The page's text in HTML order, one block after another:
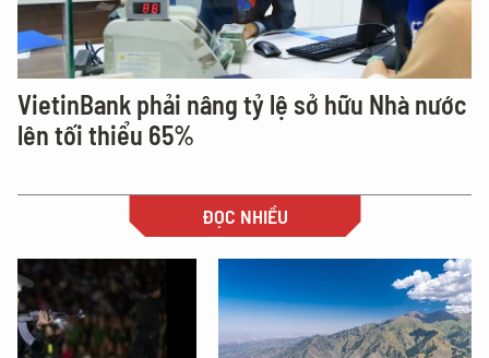
VietinBank phải nâng tỷ lệ sở hữu Nhà nước
lên tối thiểu 65%
ĐỌC NHIỀU